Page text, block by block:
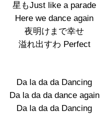
星もJust like a parade
Here we dance again
夜明けまで幸せ
溢れ出すわ Perfect
Da la da da Dancing
Da la da da dance again
Da la da da Dancing